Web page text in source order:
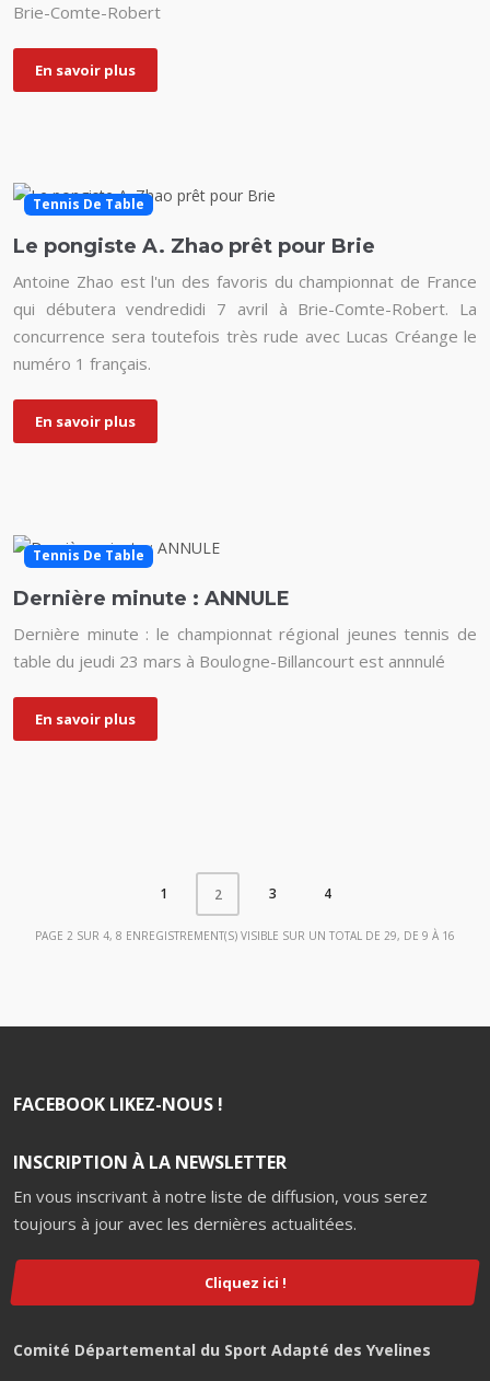
Brie-Comte-Robert
En savoir plus
Tennis De Table
Le pongiste A. Zhao prêt pour Brie
Antoine Zhao est l'un des favoris du championnat de France
qui débutera vendredidi 7 avril à Brie-Comte-Robert. La
concurrence sera toutefois très rude avec Lucas Créange le
numéro 1 français.
En savoir plus
Tennis De Table
Dernière minute : ANNULE
Dernière minute : le championnat régional jeunes tennis de
table du jeudi 23 mars à Boulogne-Billancourt est annnulé
En savoir plus
1 2 3 4
PAGE 2 SUR 4, 8 ENREGISTREMENT(S) VISIBLE SUR UN TOTAL DE 29, DE 9 À 16
FACEBOOK LIKEZ-NOUS !
INSCRIPTION À LA NEWSLETTER
En vous inscrivant à notre liste de diffusion, vous serez
toujours à jour avec les dernières actualitées.
Cliquez ici !
Comité Départemental du Sport Adapté des Yvelines